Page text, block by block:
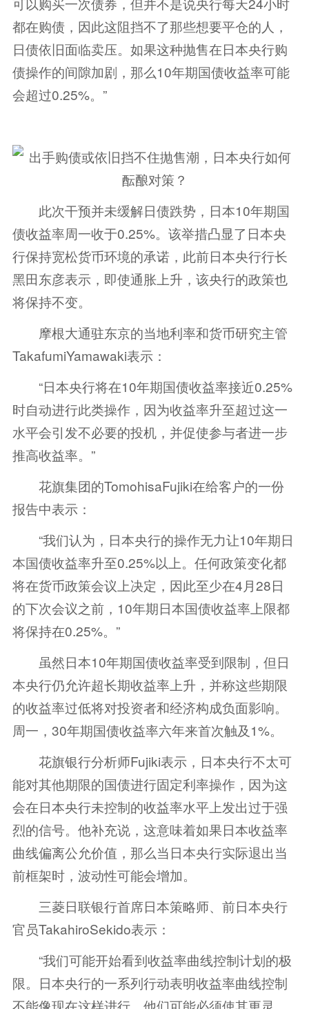
都在购债，因此这阻挡不了那些想要平仓的人，
日债依旧面临卖压。如果这种抛售在日本央行购
债操作的间隙加剧，那么10年期国债收益率可能
会超过0.25%。”
此次干预并未缓解日债跌势，日本10年期国
债收益率周一收于0.25%。该举措凸显了日本央
行保持宽松货币环境的承诺，此前日本央行行长
黑田东彦表示，即使通胀上升，该央行的政策也
将保持不变。
摩根大通驻东京的当地利率和货币研究主管
TakafumiYamawaki表示：
“日本央行将在10年期国债收益率接近0.25%
时自动进行此类操作，因为收益率升至超过这一
水平会引发不必要的投机，并促使参与者进一步
推高收益率。”
花旗集团的TomohisaFujiki在给客户的一份
报告中表示：
“我们认为，日本央行的操作无力让10年期日
本国债收益率升至0.25%以上。任何政策变化都
将在货币政策会议上决定，因此至少在4月28日
的下次会议之前，10年期日本国债收益率上限都
将保持在0.25%。”
虽然日本10年期国债收益率受到限制，但日
本央行仍允许超长期收益率上升，并称这些期限
的收益率过低将对投资者和经济构成负面影响。
周一，30年期国债收益率六年来首次触及1%。
花旗银行分析师Fujiki表示，日本央行不太可
能对其他期限的国债进行固定利率操作，因为这
会在日本央行未控制的收益率水平上发出过于强
烈的信号。他补充说，这意味着如果日本收益率
曲线偏离公允价值，那么当日本央行实际退出当
前框架时，波动性可能会增加。
三菱日联银行首席日本策略师、前日本央行
官员TakahiroSekido表示：
“我们可能开始看到收益率曲线控制计划的极
限。日本央行的一系列行动表明收益率曲线控制
不能像现在这样进行。他们可能必须使其更灵